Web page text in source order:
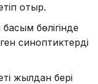
отыр.
басым бөлігінде
синоптиктердің
жылдан бері